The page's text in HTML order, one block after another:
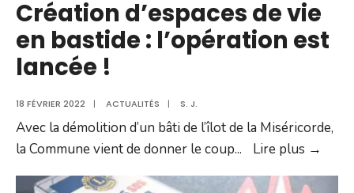
Création d’espaces de vie
en bastide : l’opération est
lancée !
18 FÉVRIER 2022 | ACTUALITÉS | S. J.
Avec la démolition d’un bâti de l’îlot de la Miséricorde,
la Commune vient de donner le coup... Lire plus →